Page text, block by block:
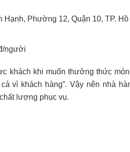
Phường 12, Quận 10, TP.
người
khách khi muốn thưởng thức
vì khách hàng”. Vậy nên nhà
lượng phục vụ.